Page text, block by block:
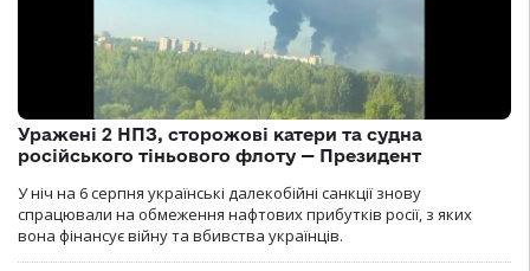
Уражені 2 НПЗ, сторожові катери та судна
російського тіньового флоту — Президент
У ніч на 6 серпня українські далекобійні санкції знову
спрацювали на обмеження нафтових прибутків росії, з яких
вона фінансує війну та вбивства українців.